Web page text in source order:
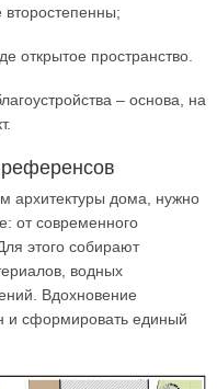
второстепенны;
открытое пространство.
– основа, на
архитектуры дома, нужно
от современного
этого собирают
водных
Вдохновение
и сформировать единый